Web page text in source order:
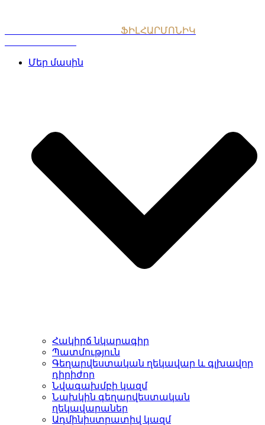
ՖԻԼՀԱՐՄՈՆԻԿ
Մեր մասին
Հակիրճ նկարագիր
Պատմություն
Գեղարվեստական ղեկավար և գլխավոր
դիրիժոր
Նվագախմբի կազմ
Նախկին գեղարվեստական
ղեկավարաներ
Ադմինիստրատիվ կազմ